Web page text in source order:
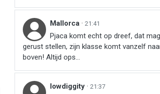
Mallorca · 21:41
Pjaca komt echt op dreef, dat
gerust stellen, zijn klasse komt vanzelf
boven! Altijd ops...
lowdiggity · 21:37